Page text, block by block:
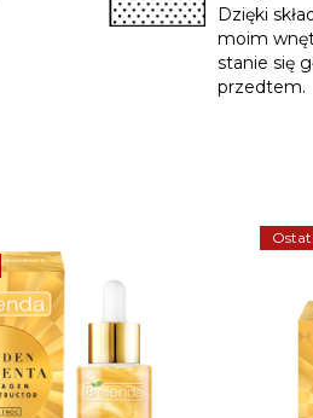
Dzięki
moim
stanie się
przedtem.